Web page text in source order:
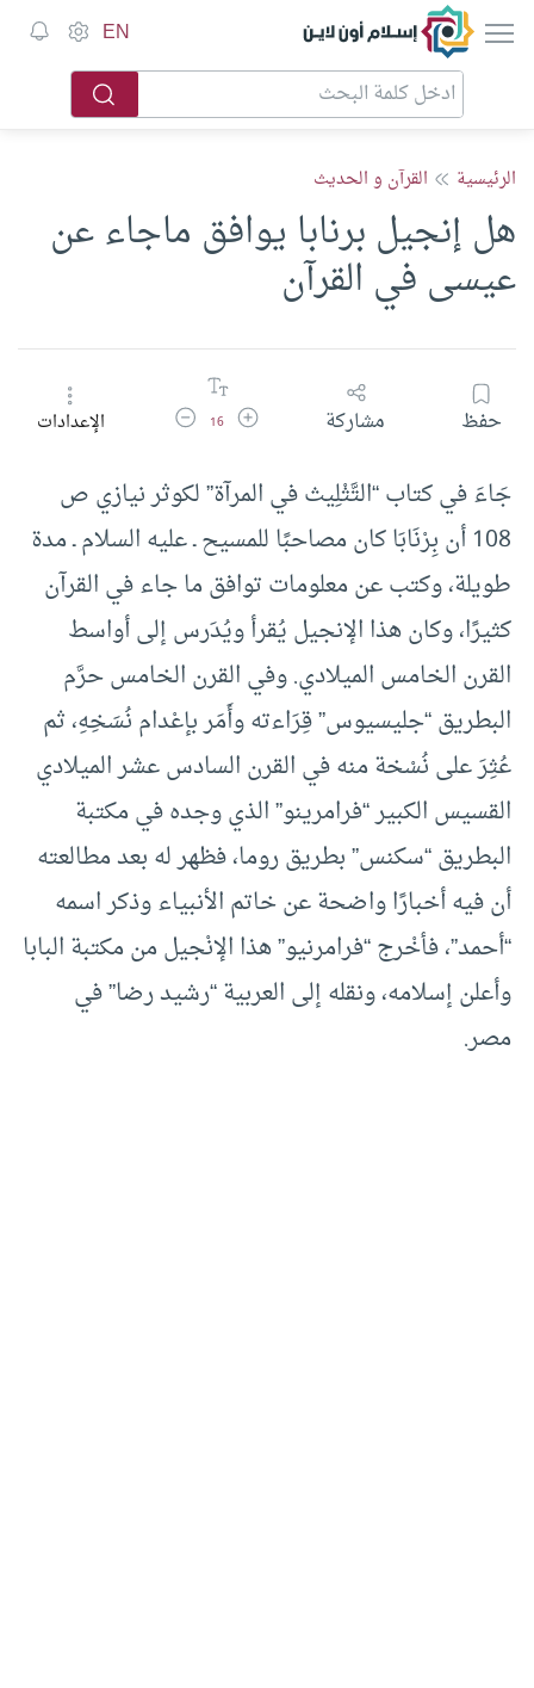
إسلام أون لاين EN
الرئيسية القرآن و الحديث
هل إنجيل برنابا يوافق ماجاء عن
عيسى في القرآن
حفظ مشاركة زيادة حجم الخط
16 تقليل حجم الخطالإعدادات
جَاءَ في كتاب “التَّثْلِيث في المرآة” لكوثر نيازي ص
108 أن بِرْنَابَا كان مصاحبًا للمسيح ـ عليه السلام ـ مدة
طويلة، وكتب عن معلومات توافق ما جاء في القرآن
كثيرًا، وكان هذا الإنجيل يُقرأ ويُدَرس إلى أواسط
القرن الخامس الميلادي. وفي القرن الخامس حرَّم
البطريق “جليسيوس” قِرَاءته وأَمَر بإعْدام نُسَخِهِ، ثم
عُثِرَ على نُسْخة منه في القرن السادس عشر الميلادي
القسيس الكبير “فرامرينو” الذي وجده في مكتبة
البطريق “سكنس” بطريق روما، فظهر له بعد مطالعته
أن فيه أخبارًا واضحة عن خاتم الأنبياء وذكر اسمه
“أحمد”، فأخْرج “فرامرنيو” هذا الإنْجيل من مكتبة البابا
وأعلن إسلامه، ونقله إلى العربية “رشيد رضا” في
مصر.